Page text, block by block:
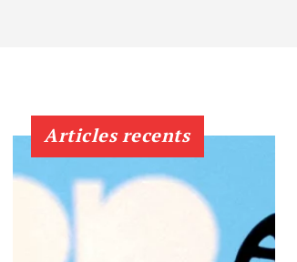
Articles recents